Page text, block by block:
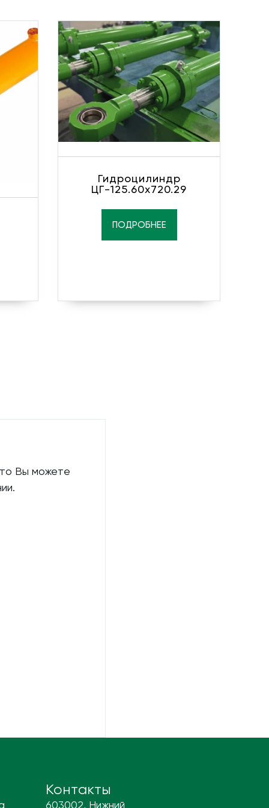
Гидроцилиндр
ЦГ-125.60х720.29
ПОДРОБНЕЕ
Вы можете
Контакты
603002, Нижний